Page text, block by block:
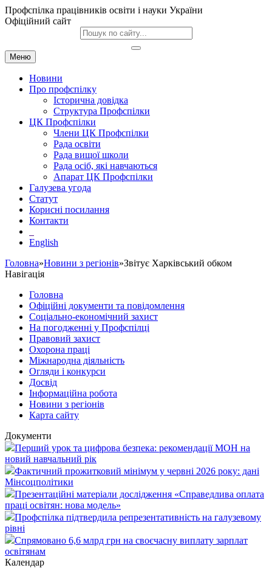
Профспілка працівників освіти і науки України
Офіційний сайт
Меню
Новини
Про профспілку
Історична довідка
Структура Профспілки
ЦК Профспілки
Члени ЦК Профспілки
Рада освіти
Рада вищої школи
Рада осіб, які навчаються
Апарат ЦК Профспілки
Галузева угода
Статут
Корисні посилання
Контакти
English
Головна»Новини з регіонів»Звітує Харківський обком
Навігація
Головна
Офіційні документи та повідомлення
Соціально-економічний захист
На погодженні у Профспілці
Правовий захист
Охорона праці
Міжнародна діяльність
Огляди і конкурси
Досвід
Інформаційна робота
Новини з регіонів
Карта сайту
Документи
Перший урок та цифрова безпека: рекомендації МОН на
новий навчальний рік
Фактичний прожитковий мінімум у червні 2026 року: дані
Мінсоцполітики
Презентаційні матеріали дослідження «Справедлива оплата
праці освітян: нова модель»
Профспілка підтвердила репрезентативність на галузевому
рівні
Спрямовано 6,6 млрд грн на своєчасну виплату зарплат
освітянам
Календар